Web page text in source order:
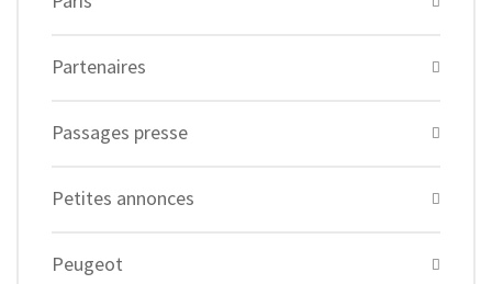
Partenaires
Passages presse
Petites annonces
Peugeot